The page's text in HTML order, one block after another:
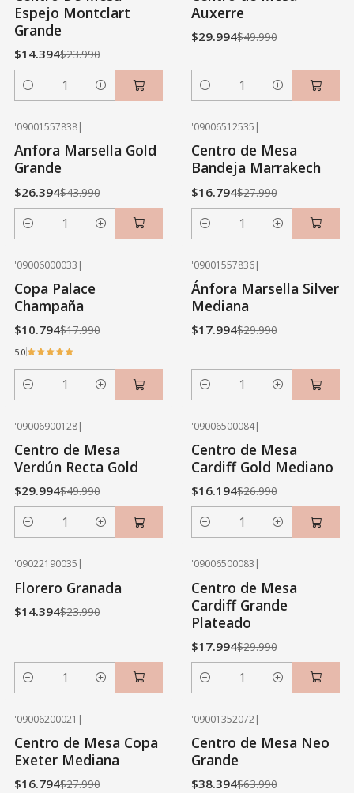
Espejo Montclart
Grande
$14.394$23.990
Cantidad
Auxerre
$29.994$49.990
Cantidad
'09001557838|
Anfora Marsella Gold
Grande
$26.394$43.990
Cantidad
'09006512535 |
Centro de Mesa
Bandeja Marrakech
$16.794$27.990
Cantidad
'09006000033 |
Copa Palace
Champaña
$10.794$17.990
5.0
Cantidad
'09001557836|
Ánfora Marsella Silver
Mediana
$17.994$29.990
Cantidad
'09006900128|
Centro de Mesa
Verdún Recta Gold
$29.994$49.990
Cantidad
'09006500084|
Centro de Mesa
Cardiff Gold Mediano
$16.194$26.990
Cantidad
'09022190035
Florero Granada
$14.394$23.990
Cantidad
'09006500083
Centro de Mesa
Cardiff Grande
Plateado
$17.994$29.990
Cantidad
'09006200021 |
Centro de Mesa Copa
Exeter Mediana
$16.794$27.990
'09001352072|
Centro de Mesa Neo
Grande
$38.394$63.990